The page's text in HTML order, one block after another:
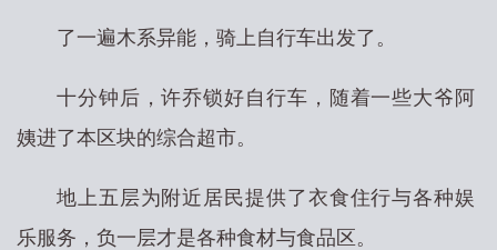
了一遍木系异能，骑上自行车出发了。
十分钟后，许乔锁好自行车，随着一些大爷阿
姨进了本区块的综合超市。
地上五层为附近居民提供了衣食住行与各种娱
乐服务，负一层才是各种食材与食品区。